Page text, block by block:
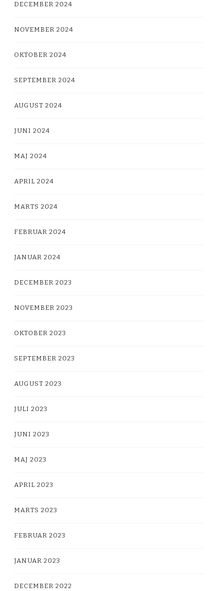
DECEMBER 2024
NOVEMBER 2024
OKTOBER 2024
SEPTEMBER 2024
AUGUST 2024
JUNI 2024
MAJ 2024
APRIL 2024
MARTS 2024
FEBRUAR 2024
JANUAR 2024
DECEMBER 2023
NOVEMBER 2023
OKTOBER 2023
SEPTEMBER 2023
AUGUST 2023
JULI 2023
JUNI 2023
MAJ 2023
APRIL 2023
MARTS 2023
FEBRUAR 2023
JANUAR 2023
DECEMBER 2022